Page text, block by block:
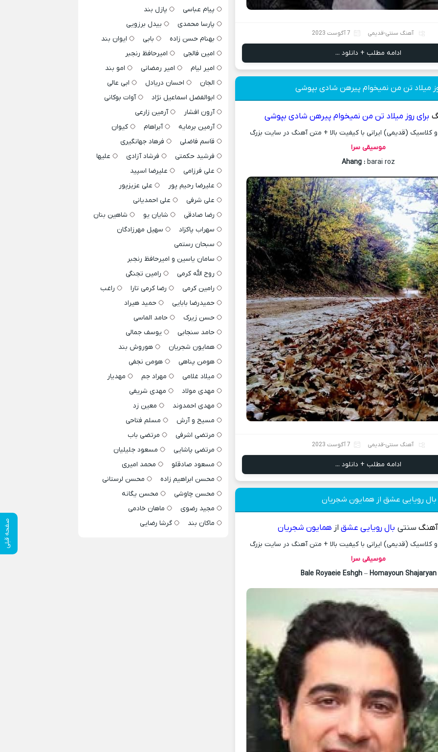
آهنگ سنتی-قدیمی 7 آگوست 2023
ادامه مطلب + دانلود ...
میلاد تن من نمیخوام پیرهن شادی بپوشی
برای روز میلاد تن من نمیخوام پیرهن شادی بپوشی
(قدیمی) ایرانی با کیفیت بالا + متن آهنگ در سایت بزرگ
موسیقی سرا
Ahang : barai roz
آهنگ سنتی-قدیمی 7 آگوست 2023
ادامه مطلب + دانلود ...
بال رویایی عشق از همایون شجریان
آهنگ سنتی بال رویایی عشق از همایون شجریان
(قدیمی) ایرانی با کیفیت بالا + متن آهنگ در سایت بزرگ
موسیقی سرا
Bale Royaeie Eshgh– Homayoun Shajaryan
صفحه قبلی
پیام عباسی
پازل بند
پارسا محمدی
بیدل برزویی
بهنام حسن زاده
بابی
ایوان بند
امین فالجی
امیرحافظ رنجبر
امیر لیام
امیر رمضانی
امو بند
الجان
احسان دریادل
ابی عالی
ابوالفضل اسماعیل نژاد
آوات بوکانی
آرون افشار
آرمین زارعی
آرمین برمایه
آبراهام
کیوان
قاسم فاضلی
فرهاد جهانگیری
فرشید حکمتی
فرشاد آزادی
علیها
علی فرزامی
علیرضا اسپید
علیرضا رحیم پور
علی عزیزپور
علی شرفی
علی احمدیانی
رضا صادقی
شایان یو
شاهین بنان
سهراب پاکزاد
سهیل مهرزادگان
سبحان رستمی
سامان یاسین و امیرحافظ رنجبر
روح الله کرمی
رامین تجنگی
رامین کرمی
رضا کرمی تارا
راغب
حمیدرضا بابایی
حمید هیراد
حسن زیرک
حامد الماسی
حامد سنجابی
یوسف جمالی
همایون شجریان
هوروش بند
هومن پناهی
هومن نجفی
میلاد غلامی
مهراد جم
مهدیار
مهدی مولاد
مهدی شریفی
مهدی احمدوند
معین زد
مسیح و آرش
مسلم فتاحی
مرتضی اشرفی
مرتضی باب
مرتضی پاشایی
مسعود جلیلیان
مسعود صادقلو
محمد امیری
محسن ابراهیم زاده
محسن لرستانی
محسن چاوشی
محسن یگانه
مجید رضوی
ماهان خادمی
ماکان بند
گرشا رضایی